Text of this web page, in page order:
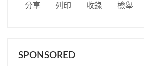
分享 列印 收錄 檢舉
SPONSORED